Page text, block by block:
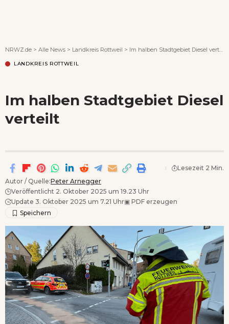
NRWZ.de > Alle News > Landkreis Rottweil > Im halben Stadtgebiet Diesel verteilt
LANDKREIS ROTTWEIL
Im halben Stadtgebiet Diesel
verteilt
Autor / Quelle:Peter Arnegger
Veröffentlicht 2. Oktober 2025 um 19.23 Uhr
Update 3. Oktober 2025 um 7.21 Uhr▣ PDF erzeugen
Lesezeit 2 Min.